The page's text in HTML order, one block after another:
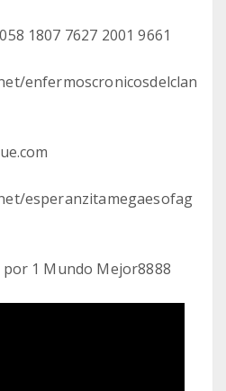
1807 7627 2001 9661
enfermoscronicosdelclan
esperanzitamegaesofag
1 Mundo Mejor8888